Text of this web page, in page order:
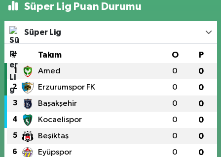
Süper Lig Puan Durumu
Süper Lig
# Takım O P
1 Amed 0 0
2 Erzurumspor FK 0 0
3 Başakşehir 0 0
4 Kocaelispor 0 0
5 Beşiktaş 0 0
6 Eyüpspor 0 0